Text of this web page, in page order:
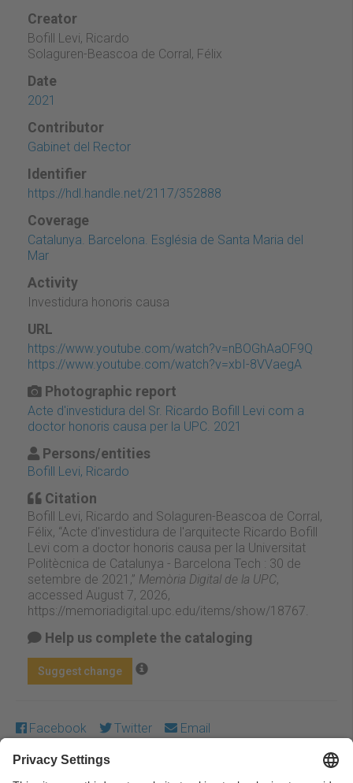
Creator
Bofill Levi, Ricardo
Solaguren-Beascoa de Corral, Félix
Date
2021
Contributor
Gabinet del Rector
Identifier
https://hdl.handle.net/2117/352888
Coverage
Catalunya. Barcelona. Església de Santa Maria del
Mar
Activity
Investidura honoris causa
URL
https://www.youtube.com/watch?v=nBOGhAaOF9Q
https://www.youtube.com/watch?v=xbI-8VVaegA
Photographic report
Acte d'investidura del Sr. Ricardo Bofill Levi com a
doctor honoris causa per la UPC. 2021
Persons/entities
Bofill Levi, Ricardo
Citation
Bofill Levi, Ricardo and Solaguren-Beascoa de Corral,
Félix, “Acte d'investidura de l'arquitecte Ricardo Bofill
Levi com a doctor honoris causa per la Universitat
Politècnica de Catalunya - Barcelona Tech : 30 de
setembre de 2021,” Memòria Digital de la UPC,
accessed August 7, 2026,
https://memoriadigital.upc.edu/items/show/18767.
Help us complete the cataloging
Suggest change
Facebook Twitter Email